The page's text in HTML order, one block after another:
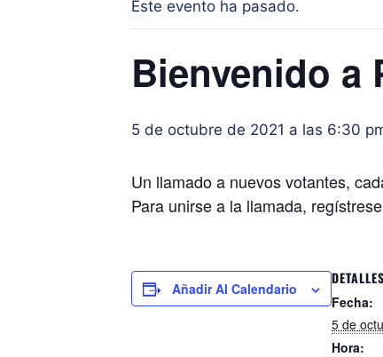
Este evento ha pasado.
Bienvenido a
5 de octubre de 2021 a las 6:30
Un llamado a nuevos votantes,
Para unirse a la llamada,
Añadir Al Calendario
DETALLES
Fecha:
5 de
Hora: